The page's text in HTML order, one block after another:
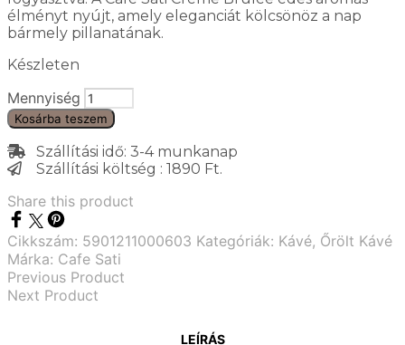
élményt nyújt, amely eleganciát kölcsönöz a nap
bármely pillanatának.
Készleten
Mennyiség
Kosárba teszem
Szállítási idő: 3-4 munkanap
Szállítási költség : 1890 Ft.
Share this product
Cikkszám: 5901211000603 Kategóriák: Kávé, Őrölt Kávé
Márka: Cafe Sati
Previous Product
Next Product
LEÍRÁS